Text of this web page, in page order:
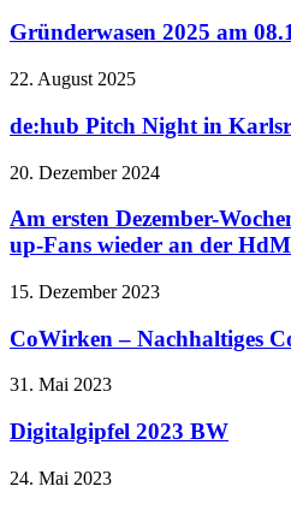
Gründerwasen 2025 am
22. August 2025
de:hub Pitch Night in
20. Dezember 2024
Am ersten Dezember-
up-Fans wieder an der HdM
15. Dezember 2023
CoWirken – Nachhaltiges
31. Mai 2023
Digitalgipfel 2023 BW
24. Mai 2023